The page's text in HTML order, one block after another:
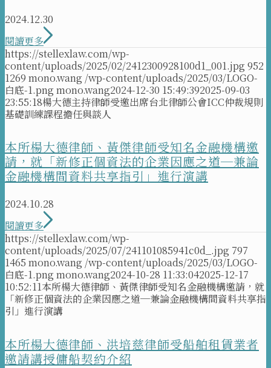
2024.12.30
閱讀更多
https://stellexlaw.com/wp-
content/uploads/2025/02/2412300928100d1_001.jpg 952
1269 mono.wang /wp-content/uploads/2025/03/LOGO-
白底-1.png mono.wang2024-12-30 15:49:392025-09-03
23:55:18楊大德主持律師受邀出席台北律師公會ICC仲裁規則
基礎訓練課程擔任與談人
本所楊大德律師、黃傑律師受知名金融機構邀
請，就「新修正個資法的企業因應之道─兼論
金融機構間資料共享指引」進行演講
2024.10.28
閱讀更多
https://stellexlaw.com/wp-
content/uploads/2025/07/241101085941c0d_.jpg 797
1465 mono.wang /wp-content/uploads/2025/03/LOGO-
白底-1.png mono.wang2024-10-28 11:33:042025-12-17
10:52:11本所楊大德律師、黃傑律師受知名金融機構邀請，就
「新修正個資法的企業因應之道─兼論金融機構間資料共享指
引」進行演講
本所楊大德律師、洪培慈律師受船舶租賃業者
邀請講授傭船契約介紹